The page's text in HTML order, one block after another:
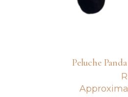
Peluche